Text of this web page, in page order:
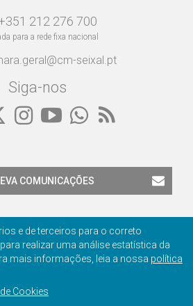
212 276 700
para a rede fixa nacional
seixal.pt
Siga-nos
COMUNICAÇÕES
Câmara Municipal do Seixal
e de terceiros para o correto
realizar uma análise estatística da
mais informações, leia a nossa política
Cookies